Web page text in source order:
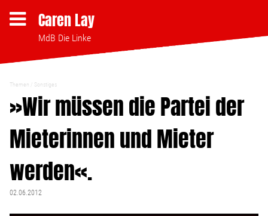
Caren Lay
MdB Die Linke
Themen
Bezahlbares Wohnen
Themen Sonstiges
»Wir müssen die Partei der
Mieterinnen und Mieter
werden«.
02.06.2012